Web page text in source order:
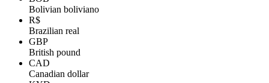
Bolivian boliviano
R$
Brazilian real
GBP
British pound
CAD
Canadian dollar